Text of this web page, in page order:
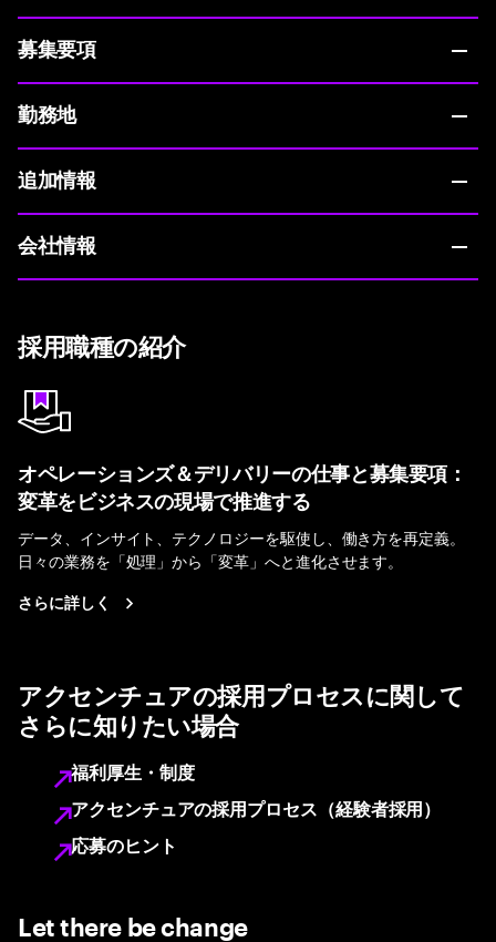
募集要項
勤務地
追加情報
会社情報
採用職種の紹介
オペレーションズ＆デリバリーの仕事と募集要項：
変革をビジネスの現場で推進する
データ、インサイト、テクノロジーを駆使し、働き方を再定義。
日々の業務を「処理」から「変革」へと進化させます。
さらに詳しく
アクセンチュアの採用プロセスに関して
さらに知りたい場合
福利厚生・制度
アクセンチュアの採用プロセス（経験者採用）
応募のヒント
Let there be change